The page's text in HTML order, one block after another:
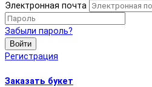
Электронная почта
Забыли пароль?
Войти
Регистрация
Заказать букет